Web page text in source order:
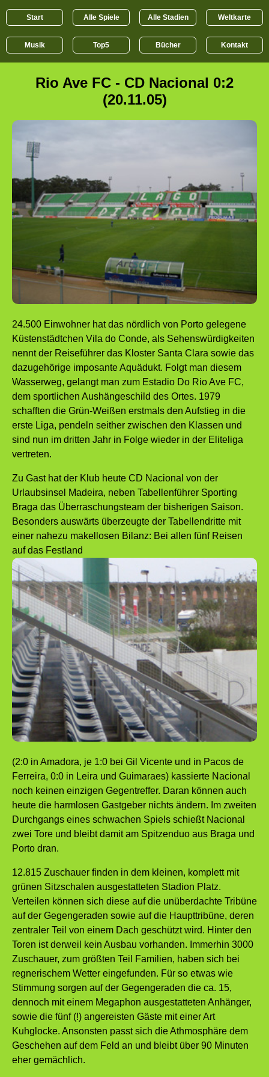
Start Alle Spiele Alle Stadien Weltkarte
Musik Top5 Bücher Kontakt
Rio Ave FC - CD Nacional 0:2
(20.11.05)
24.500 Einwohner hat das nördlich von Porto gelegene
Küstenstädtchen Vila do Conde, als Sehenswürdigkeiten
nennt der Reiseführer das Kloster Santa Clara sowie das
dazugehörige imposante Aquädukt. Folgt man diesem
Wasserweg, gelangt man zum Estadio Do Rio Ave FC,
dem sportlichen Aushängeschild des Ortes. 1979
schafften die Grün-Weißen erstmals den Aufstieg in die
erste Liga, pendeln seither zwischen den Klassen und
sind nun im dritten Jahr in Folge wieder in der Eliteliga
vertreten.
Zu Gast hat der Klub heute CD Nacional von der
Urlaubsinsel Madeira, neben Tabellenführer Sporting
Braga das Überraschungsteam der bisherigen Saison.
Besonders auswärts überzeugte der Tabellendritte mit
einer nahezu makellosen Bilanz: Bei allen fünf Reisen
auf das Festland
(2:0 in Amadora, je 1:0 bei Gil Vicente und in Pacos de
Ferreira, 0:0 in Leira und Guimaraes) kassierte Nacional
noch keinen einzigen Gegentreffer. Daran können auch
heute die harmlosen Gastgeber nichts ändern. Im zweiten
Durchgangs eines schwachen Spiels schießt Nacional
zwei Tore und bleibt damit am Spitzenduo aus Braga und
Porto dran.
12.815 Zuschauer finden in dem kleinen, komplett mit
grünen Sitzschalen ausgestatteten Stadion Platz.
Verteilen können sich diese auf die unüberdachte Tribüne
auf der Gegengeraden sowie auf die Haupttribüne, deren
zentraler Teil von einem Dach geschützt wird. Hinter den
Toren ist derweil kein Ausbau vorhanden. Immerhin 3000
Zuschauer, zum größten Teil Familien, haben sich bei
regnerischem Wetter eingefunden. Für so etwas wie
Stimmung sorgen auf der Gegengeraden die ca. 15,
dennoch mit einem Megaphon ausgestatteten Anhänger,
sowie die fünf (!) angereisten Gäste mit einer Art
Kuhglocke. Ansonsten passt sich die Athmosphäre dem
Geschehen auf dem Feld an und bleibt über 90 Minuten
eher gemächlich.